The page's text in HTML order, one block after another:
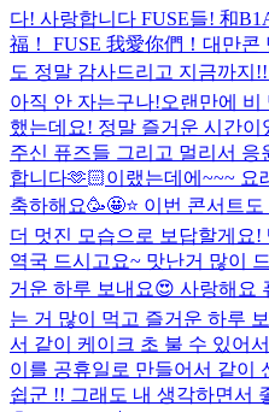
다! 사랑합니다 FUSE들! 和
福！ FUSE 我愛你們！ 대만콘
도 정말 감사드리고 지금까지
아직 안 자는구나!오랜만에 비
했는데요! 정말 즐거운 시간
주신 퓨즈들 그리고 멀리서
합니다🫶🏻이랬는데에~~~ 요
축하해요🥳🤩⭐️ 이번 콘서트
더 멋진 모습으로 보답할게요!
역국 드시고요~ 맛난거 많이
거운 하루 보내요😍 사랑해요
는 거 많이 먹고 즐거운 하루
서 같이 케이크 초 불 수 있어
이를 공휴일로 만들어서 같이
쉽군 !! 그래도 내 생각하면서